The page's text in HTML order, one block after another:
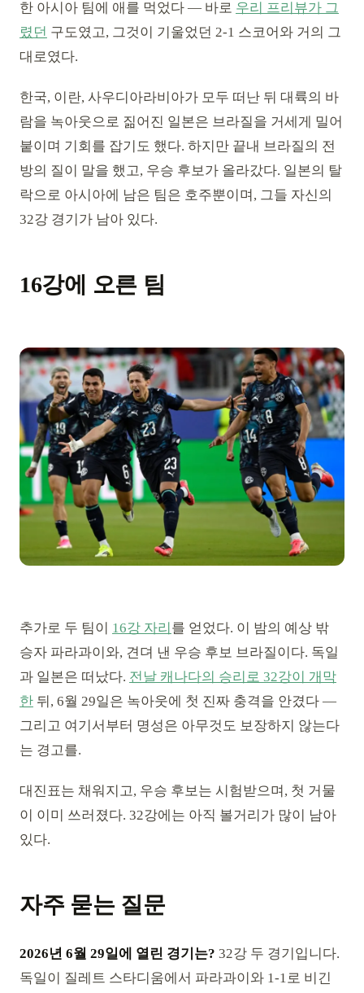
한 아시아 팀에 애를 먹었다 — 바로 우리 프리뷰가 그
렸던 구도였고, 그것이 기울었던 2-1 스코어와 거의 그
대로였다.
한국, 이란, 사우디아라비아가 모두 떠난 뒤 대륙의 바
람을 녹아웃으로 짊어진 일본은 브라질을 거세게 밀어
붙이며 기회를 잡기도 했다. 하지만 끝내 브라질의 전
방의 질이 말을 했고, 우승 후보가 올라갔다. 일본의 탈
락으로 아시아에 남은 팀은 호주뿐이며, 그들 자신의
32강 경기가 남아 있다.
16강에 오른 팀
추가로 두 팀이 16강 자리 를 얻었다. 이 밤의 예상 밖
승자 파라과이와, 견뎌 낸 우승 후보 브라질이다. 독일
과 일본은 떠났다. 전날 캐나다의 승리로 32강이 개막
한 뒤, 6월 29일은 녹아웃에 첫 진짜 충격을 안겼다 —
그리고 여기서부터 명성은 아무것도 보장하지 않는다
는 경고를.
대진표는 채워지고, 우승 후보는 시험받으며, 첫 거물
이 이미 쓰러졌다. 32강에는 아직 볼거리가 많이 남아
있다.
자주 묻는 질문
2026년 6월 29일에 열린 경기는? 32강 두 경기입니다.
독일이 질레트 스타디움에서 파라과이와 1-1로 비긴